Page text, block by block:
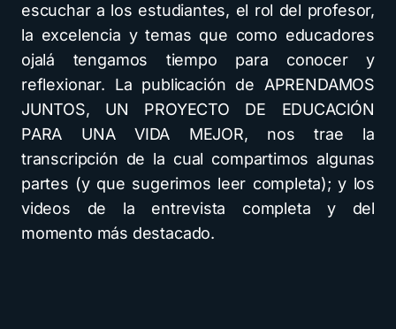
escuchar a los estudiantes, el rol del profesor,
la excelencia y temas que como educadores
ojalá tengamos tiempo para conocer y
reflexionar. La publicación de APRENDAMOS
JUNTOS, UN PROYECTO DE EDUCACIÓN
PARA UNA VIDA MEJOR, nos trae la
transcripción de la cual compartimos algunas
partes (y que sugerimos leer completa); y los
videos de la entrevista completa y del
momento más destacado.